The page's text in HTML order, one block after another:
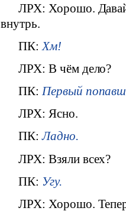
ЛРХ: Хорошо.
внутрь.
ПК: Хм!
ЛРХ: В чём дело?
ПК: Первый
ЛРХ: Ясно.
ПК:Ладно.
ЛРХ: Взяли всех?
ПК: Угу.
ЛРХ: Хорошо.